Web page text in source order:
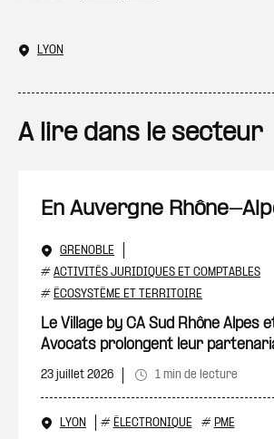
LYON
A lire dans le secteur
En Auvergne Rhône-
GRENOBLE
# ACTIVITÉS JURIDIQUES ET COMPTABLES
# ÉCOSYSTÈME ET TERRITOIRE
Le Village by CA Sud Rhône Alpes
Avocats prolongent leur
23 juillet 2026 1 min de lecture
LYON # ÉLECTRONIQUE # PME